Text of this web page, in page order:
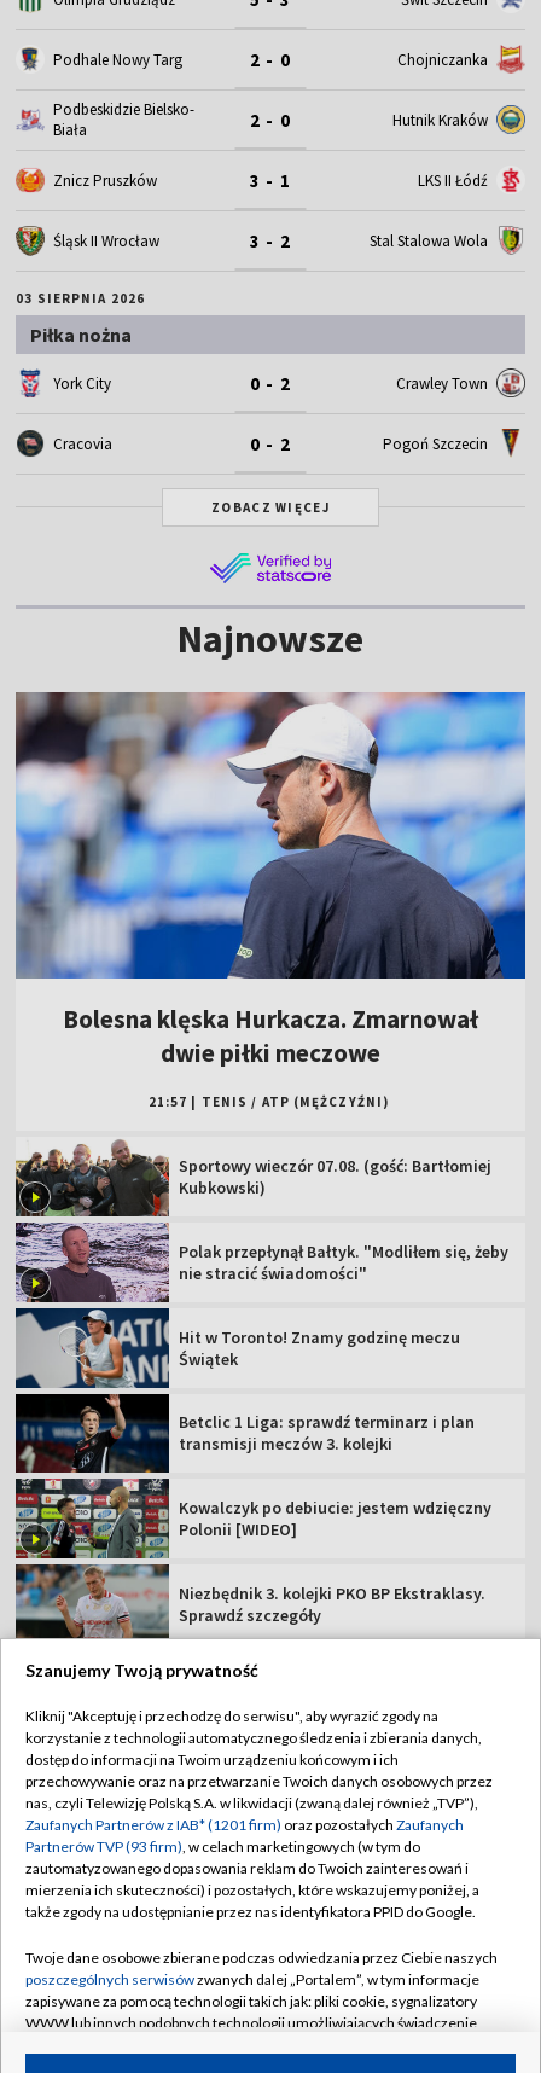
Podhale Nowy Targ 2 - 0 Chojniczanka
Podbeskidzie Bielsko-
Biała
2 - 0 Hutnik Kraków
Znicz Pruszków 3 - 1 LKS II Łódź
Śląsk II Wrocław 3 - 2 Stal Stalowa Wola
03 SIERPNIA 2026
Piłka nożna
York City 0 - 2 Crawley Town
Cracovia 0 - 2 Pogoń Szczecin
ZOBACZ WIĘCEJ
Najnowsze
Bolesna klęska Hurkacza. Zmarnował
dwie piłki meczowe
21:57 TENIS / ATP (MĘŻCZYŹNI)
Sportowy wieczór 07.08. (gość: Bartłomiej
Kubkowski)
Polak przepłynął Bałtyk. "Modliłem się, żeby
nie stracić świadomości"
Hit w Toronto! Znamy godzinę meczu
Świątek
Betclic 1 Liga: sprawdź terminarz i plan
transmisji meczów 3. kolejki
Kowalczyk po debiucie: jestem wdzięczny
Polonii [WIDEO]
Niezbędnik 3. kolejki PKO BP Ekstraklasy.
Sprawdź szczegóły
TVP
Abonament TVP
Sklep TVP
Biuro Reklamy
Oferta Handlowa
Emisja w TVP
Rada Programowa
Ogłoszenia przetargowe
Regulamin TVP
Polityka prywatności
Moje zgody
Biuro reklamy
Kanały
Szanujemy Twoją prywatność
Kliknij "Akceptuję i przechodzę do serwisu", aby wyrazić zgody na
korzystanie z technologii automatycznego śledzenia i zbierania danych,
dostęp do informacji na Twoim urządzeniu końcowym i ich
przechowywanie oraz na przetwarzanie Twoich danych osobowych przez
nas, czyli Telewizję Polską S.A. w likwidacji (zwaną dalej również „TVP”),
Zaufanych Partnerów z IAB* (1201 firm) oraz pozostałych Zaufanych
Partnerów TVP (93 firm), w celach marketingowych (w tym do
zautomatyzowanego dopasowania reklam do Twoich zainteresowań i
mierzenia ich skuteczności) i pozostałych, które wskazujemy poniżej, a
także zgody na udostępnianie przez nas identyfikatora PPID do Google.
Twoje dane osobowe zbierane podczas odwiedzania przez Ciebie naszych
poszczególnych serwisówzwanych dalej „Portalem”, w tym informacje
zapisywane za pomocą technologii takich jak: pliki cookie, sygnalizatory
WWW lub innych podobnych technologii umożliwiających świadczenie